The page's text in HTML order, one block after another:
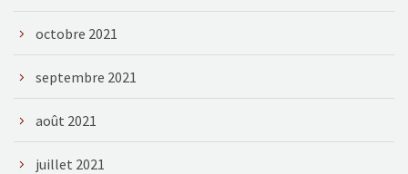
octobre 2021
septembre 2021
août 2021
juillet 2021